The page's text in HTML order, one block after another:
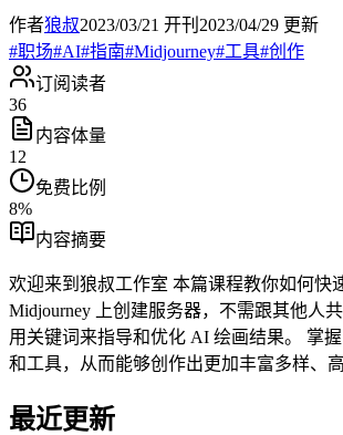
作者狼叔2023/03/21 开刊 2023/04/29 更新
#职场#AI#指南#Midjourney#工具#创作
订阅读者
36
内容体量
12
免费比例
8%
内容摘要
欢迎来到狼叔工作室 本篇课程教你如何快
Midjourney 上创建服务器，不需跟其他人
用关键词来指导和优化 AI 绘画结果。 掌
和工具，从而能够创作出更加丰富多样、
最近更新